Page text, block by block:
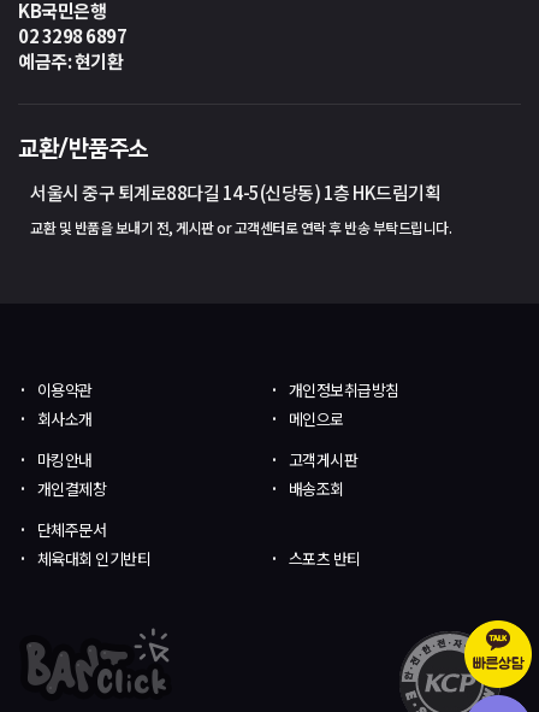
KB국민은행
02 3298 6897
예금주: 현기환
교환/반품주소
서울시 중구 퇴계로88다길 14-5(신당동) 1층 HK드림기획
교환 및 반품을 보내기 전, 게시판 or 고객센터로 연락 후 반송 부탁드립니다.
이용약관
개인정보취급방침
회사소개
메인으로
마킹안내
고객게시판
개인결제창
배송조회
단체주문서
체육대회 인기반티
스포츠 반티